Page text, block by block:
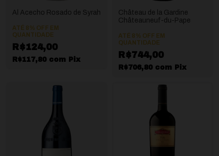
Al Acecho Rosado de Syrah
ATÉ 8% OFF EM
QUANTIDADE
R$124,00
R$117,80 com Pix
Château de la Gardine
Châteauneuf-du-Pape
ATÉ 8% OFF EM
QUANTIDADE
R$744,00
R$706,80 com Pix